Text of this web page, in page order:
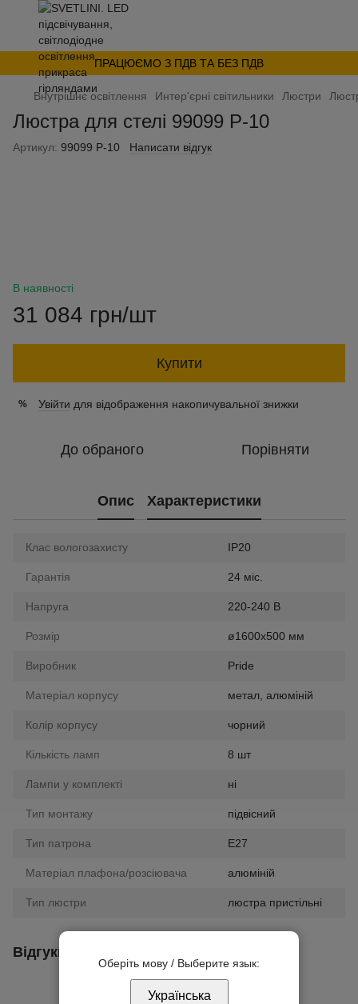
ПРАЦЮЄМО З ПДВ ТА БЕЗ ПДВ
Внутрішнє освітлення Интер'єрні світильники Люстри
Люстра для стелі 99099 Р-10
Артикул: 99099 Р-10 Написати відгук
В наявності
31 084 грн/шт
Купити
% Увійти для відображення накопичувальної знижки
До обраного Порівняти
Опис Характеристики
Клас вологозахисту IP20
Гарантія 24 міс.
Напруга 220-240 В
Розмір ø1600х500 мм
Виробник Pride
Матеріал корпусу метал, алюміній
Колір корпусу чорний
Кількість ламп 8 шт
Лампи у комплекті ні
Тип монтажу підвісний
Тип патрона E27
Матеріал плафона/розсіювача алюміній
Тип люстри люстра пристільні
Відгуки
Оберіть мову / Выберите язык:
Українська